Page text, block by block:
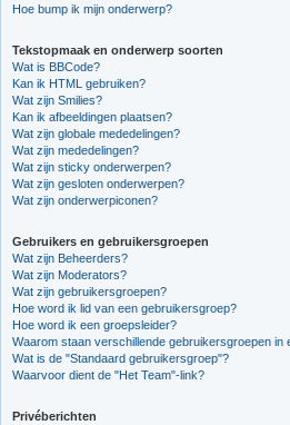
Hoe bump ik mijn onderwerp?
Tekstopmaak en onderwerp soorten
Wat is BBCode?
Kan ik HTML gebruiken?
Wat zijn Smilies?
Kan ik afbeeldingen plaatsen?
Wat zijn globale mededelingen?
Wat zijn mededelingen?
Wat zijn sticky onderwerpen?
Wat zijn gesloten onderwerpen?
Wat zijn onderwerpiconen?
Gebruikers en gebruikersgroepen
Wat zijn Beheerders?
Wat zijn Moderators?
Wat zijn gebruikersgroepen?
Hoe word ik lid van een gebruikersgroep?
Hoe word ik een groepsleider?
Waarom staan verschillende gebruikersgroepen in
Wat is de "Standaard gebruikersgroep"?
Waarvoor dient de "Het Team"-link?
Privéberichten